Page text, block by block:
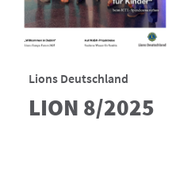
Lions Deutschland
LION 8/2025